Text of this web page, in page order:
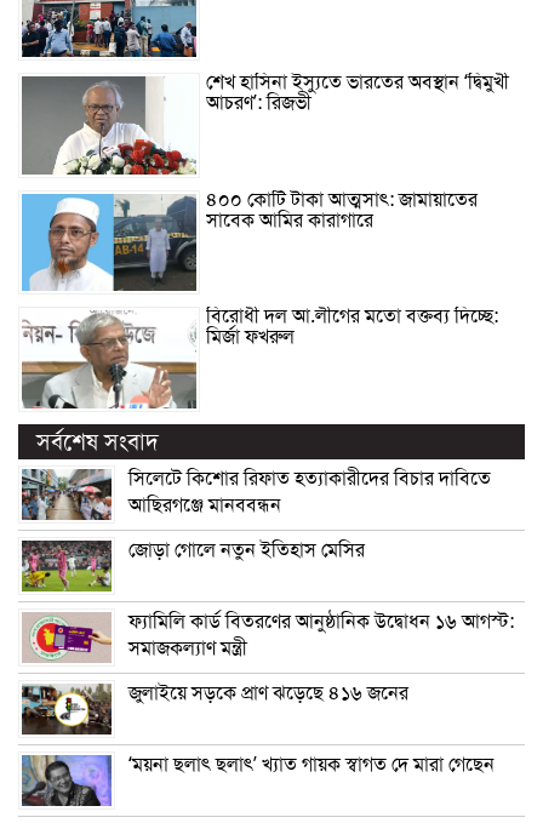
শেখ হাসিনা ইস্যুতে ভারতের অবস্থান ‘দ্বিমুখী
আচরণ’: রিজভী
৪০০ কোটি টাকা আত্মসাৎ: জামায়াতের
সাবেক আমির কারাগারে
বিরোধী দল আ.লীগের মতো বক্তব্য দিচ্ছে:
মির্জা ফখরুল
সর্বশেষ সংবাদ
সিলেটে কিশোর রিফাত হত্যাকারীদের বিচার দাবিতে
আছিরগঞ্জে মানববন্ধন
জোড়া গোলে নতুন ইতিহাস মেসির
ফ্যামিলি কার্ড বিতরণের আনুষ্ঠানিক উদ্বোধন ১৬ আগস্ট:
সমাজকল্যাণ মন্ত্রী
জুলাইয়ে সড়কে প্রাণ ঝড়েছে ৪১৬ জনের
‘ময়না ছলাৎ ছলাৎ’ খ্যাত গায়ক স্বাগত দে মারা গেছেন